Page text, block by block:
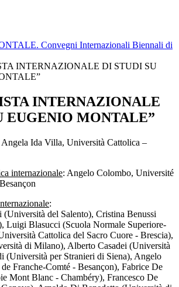
Convegni Internazionali Biennali di
INTERNAZIONALE DI STUDI SU
INTERNAZIONALE
EUGENIO MONTALE”
Angela Ida Villa, Università Cattolica –
internazionale: Angelo Colombo, Université
:
del Salento), Cristina Benussi
Luigi Blasucci (Scuola Normale Superiore-
Cattolica del Sacro Cuore - Brescia),
di Milano), Alberto Casadei (Università
(Università per Stranieri di Siena), Angelo
Franche-Comté - Besançon), Fabrice De
Mont Blanc - Chambéry), Francesco De